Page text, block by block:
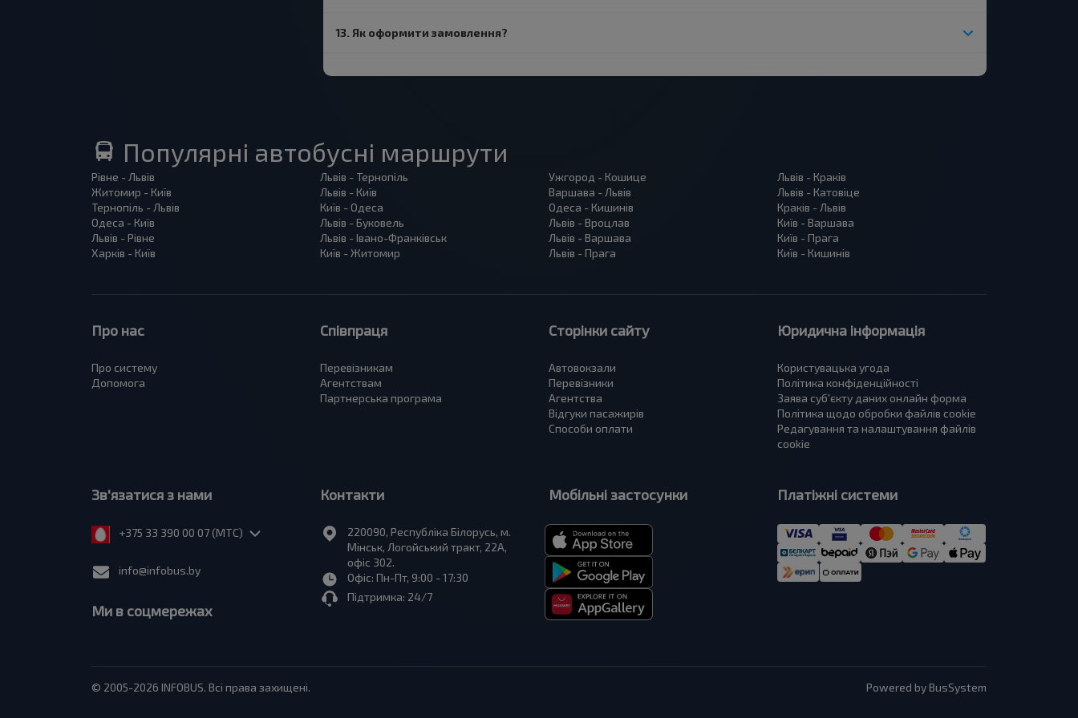
13. Як оформити замовлення?
Популярні автобусні маршрути
Рівне - Львів
Житомир - Київ
Тернопіль - Львів
Одеса - Київ
Львів - Рівне
Харків - Київ
Львів - Тернопіль
Львів - Київ
Київ - Одеса
Львів - Буковель
Львів - Івано-Франківськ
Київ - Житомир
Ужгород - Кошице
Варшава - Львів
Одеса - Кишинів
Львів - Вроцлав
Львів - Варшава
Львів - Прага
Львів - Краків
Львів - Катовіце
Краків - Львів
Київ - Варшава
Київ - Прага
Київ - Кишинів
Про нас
Про систему
Допомога
Співпраця
Перевізникам
Агентствам
Партнерська програма
Сторінки сайту
Автовокзали
Перевізники
Агентства
Відгуки пасажирів
Способи оплати
Юридична інформація
Користувацька угода
Політика конфіденційності
Заява суб'єкту даних онлайн форма
Політика щодо обробки файлів cookie
Редагування та налаштування файлів
cookie
Зв'язатися з нами
+375 33 390 00 07 (МТС)
info@infobus.by
Ми в соцмережах
Контакти
220090, Республіка Білорусь, м.
Мінськ, Логойський тракт, 22А,
офіс 302.
Офіс: Пн-Пт, 9:00 - 17:30
Підтримка: 24/7
Мобільні застосунки Платіжні системи
© 2005-2026 INFOBUS. Всі права захищені. Powered by BusSystem